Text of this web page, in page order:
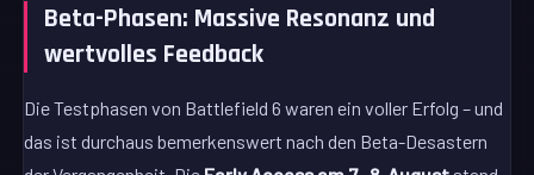
Beta-Phasen: Massive Resonanz und
wertvolles Feedback
Die Testphasen von Battlefield 6 waren ein voller Erfolg – und
das ist durchaus bemerkenswert nach den Beta-Desastern